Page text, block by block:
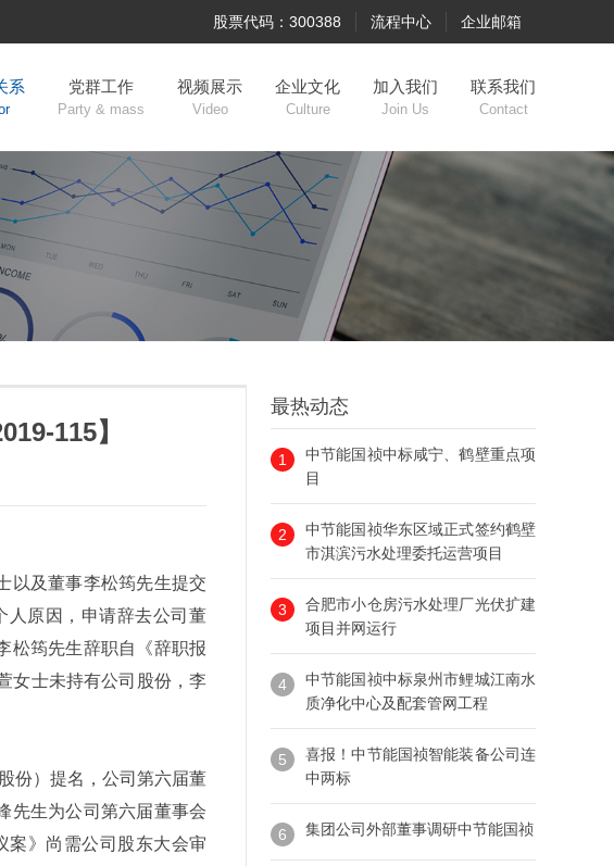
企业邮箱
流程中心
股票代码：300388
系 党群工作
Party & mass
视频展示
Video
企业文化
Culture
加入我们
Join Us
联系我们
Contact
115】
以及董事李松筠先生提交
人原因，申请辞去公司董
松筠先生辞职自《辞职报
女士未持有公司股份，李
份）提名，公司第六届董
先生为公司第六届董事会
案》尚需公司股东大会审
最热动态
1
中节能国祯中标咸宁、鹤壁重点项
目
2
中节能国祯华东区域正式签约鹤壁
市淇滨污水处理委托运营项目
3
合肥市小仓房污水处理厂光伏扩建
项目并网运行
4
中节能国祯中标泉州市鲤城江南水
质净化中心及配套管网工程
5
喜报！中节能国祯智能装备公司连
中两标
6 集团公司外部董事调研中节能国祯